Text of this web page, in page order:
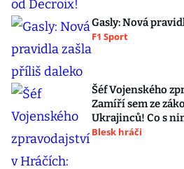
Gasly: Nová
F1 Sport
Šéf Vojenského
Zamíří sem ze
Ukrajinců! Co s
Blesk hráči